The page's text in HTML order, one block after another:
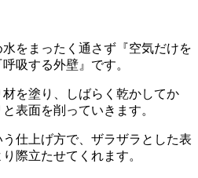
をまったく通さず『空気だけを
吸する外壁』です。
を塗り、しばらく乾かしてか
表面を削っていきます。
う仕上げ方で、ザラザラとした表
際立たせてくれます。